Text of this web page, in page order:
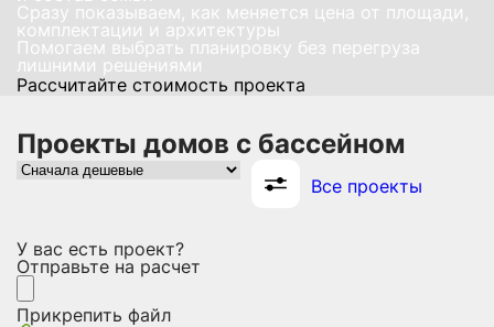
Сразу показываем, как меняется цена от площади,
комплектации и архитектуры
Помогаем выбрать планировку без перегруза
лишними решениями
Рассчитайте стоимость проекта
Проекты домов с бассейном
Все проекты
У вас есть проект?
Отправьте на расчет
Прикрепить файл